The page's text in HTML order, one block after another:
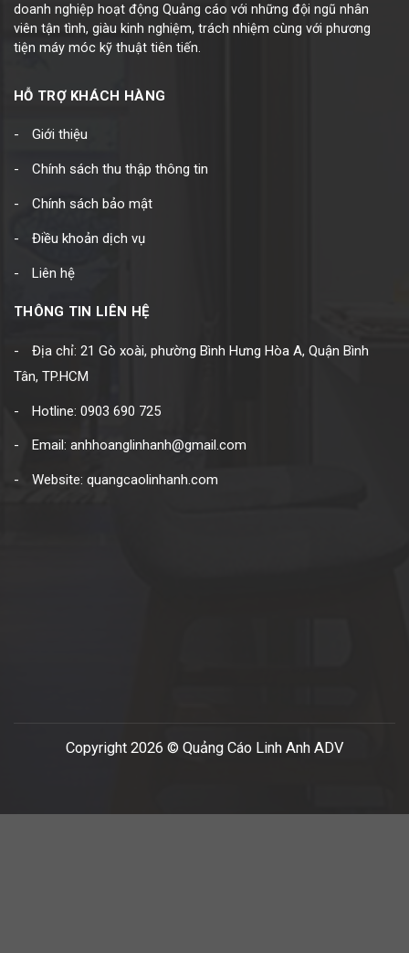
doanh nghiệp hoạt động Quảng cáo với những đội ngũ nhân
viên tận tình, giàu kinh nghiệm, trách nhiệm cùng với phương
tiện máy móc kỹ thuật tiên tiến.
HỖ TRỢ KHÁCH HÀNG
Giới thiệu
Chính sách thu thập thông tin
Chính sách bảo mật
Điều khoản dịch vụ
Liên hệ
THÔNG TIN LIÊN HỆ
Địa chỉ: 21 Gò xoài, phường Bình Hưng Hòa A, Quận Bình
Tân, TP.HCM
Hotline: 0903 690 725
Email: anhhoanglinhanh@gmail.com
Website: quangcaolinhanh.com
Copyright 2026 © Quảng Cáo Linh Anh ADV